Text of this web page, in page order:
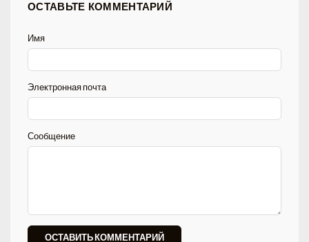
ОСТАВЬТЕ КОММЕНТАРИЙ
Имя
Электронная почта
Сообщение